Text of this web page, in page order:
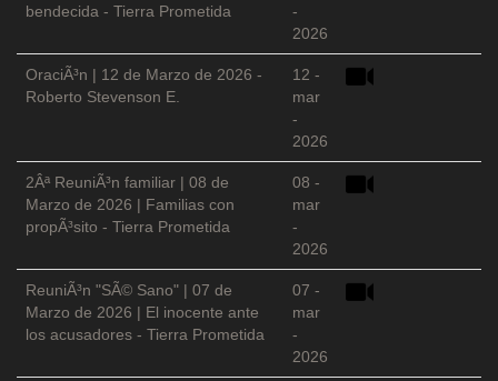
bendecida - Tierra Prometida
-
2026
OraciÃ³n | 12 de Marzo de 2026 -
Roberto Stevenson E.
12 -
mar
-
2026
2Âª ReuniÃ³n familiar | 08 de
Marzo de 2026 | Familias con
propÃ³sito - Tierra Prometida
08 -
mar
-
2026
ReuniÃ³n "SÃ© Sano" | 07 de
Marzo de 2026 | El inocente ante
los acusadores - Tierra Prometida
07 -
mar
-
2026